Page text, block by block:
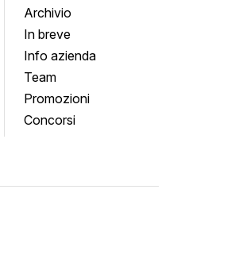
Archivio
In breve
Info azienda
Team
Promozioni
Concorsi